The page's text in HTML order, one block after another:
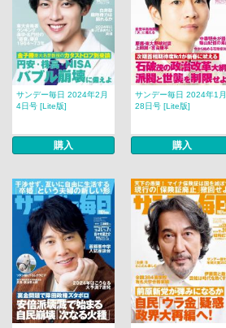
サンデー毎日 2024年2月
4日号 [Lite版]
購入
サンデー毎日 2024年1月
28日号 [Lite版]
購入